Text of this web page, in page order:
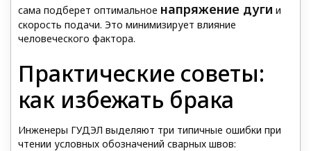
сама подберет оптимальное напряжение дуги и
скорость подачи. Это минимизирует влияние
человеческого фактора.
Практические советы:
как избежать брака
Инженеры ГУДЭЛ выделяют три типичные ошибки при
чтении условных обозначений сварных швов: